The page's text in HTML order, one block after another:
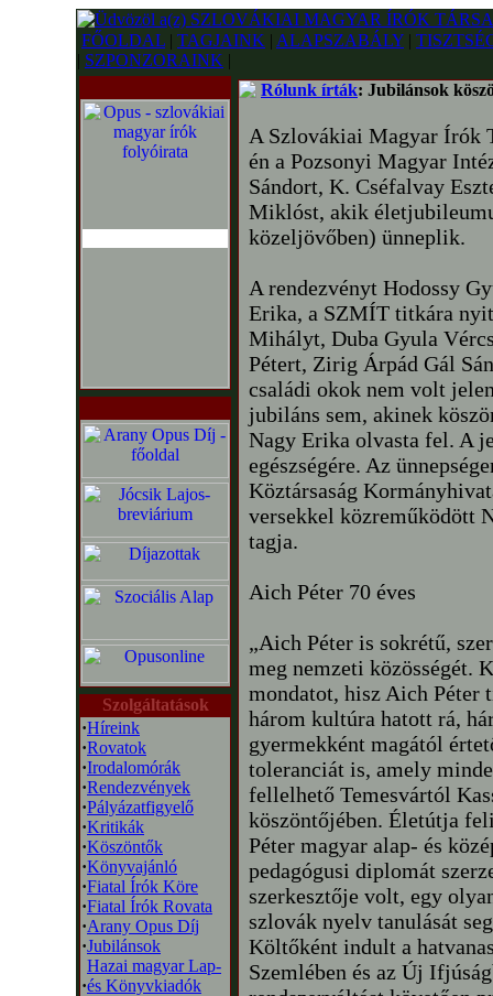
FŐOLDAL | TAGJAINK | ALAPSZABÁLY |
| SZPONZORAINK |
Szolgáltatások
·Híreink
·Rovatok
·Irodalomórák
·Rendezvények
·Pályázatfigyelő
·Kritikák
·Köszöntők
·Könyvajánló
·Fiatal Írók Köre
·Fiatal Írók Rovata
·Arany Opus Díj
·Jubilánsok
·
Hazai magyar Lap-
és Könyvkiadók
Rólunk írták: Jubilánsok
A Szlovákiai Magyar Írók
én a Pozsonyi Magyar
Sándort, K. Cséfalvay
Miklóst, akik
közeljövőben) ünneplik.
A rendezvényt Hodossy
Erika, a SZMÍT titkára
Mihályt, Duba Gyula
Pétert, Zirig Árpád Gál
családi okok nem volt
jubiláns sem, akinek
Nagy Erika olvasta fel. A
egészségére. Az
Köztársaság
versekkel közreműködött
tagja.
Aich Péter 70 éves
„Aich Péter is sokrétű,
meg nemzeti közösségét.
mondatot, hisz Aich Péter
három kultúra hatott rá,
gyermekként magától
toleranciát is, amely
fellelhető Temesvártól
köszöntőjében. Életútja
Péter magyar alap- és
pedagógusi diplomát
szerkesztője volt, egy
szlovák nyelv tanulását
Költőként indult a
Szemlében és az Új